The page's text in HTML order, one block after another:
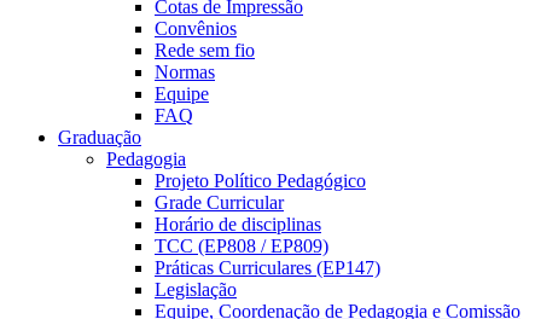
Cotas de Impressão
Convênios
Rede sem fio
Normas
Equipe
FAQ
Graduação
Pedagogia
Projeto Político Pedagógico
Grade Curricular
Horário de disciplinas
TCC (EP808 / EP809)
Práticas Curriculares (EP147)
Legislação
Equipe, Coordenação de Pedagogia e Comissão